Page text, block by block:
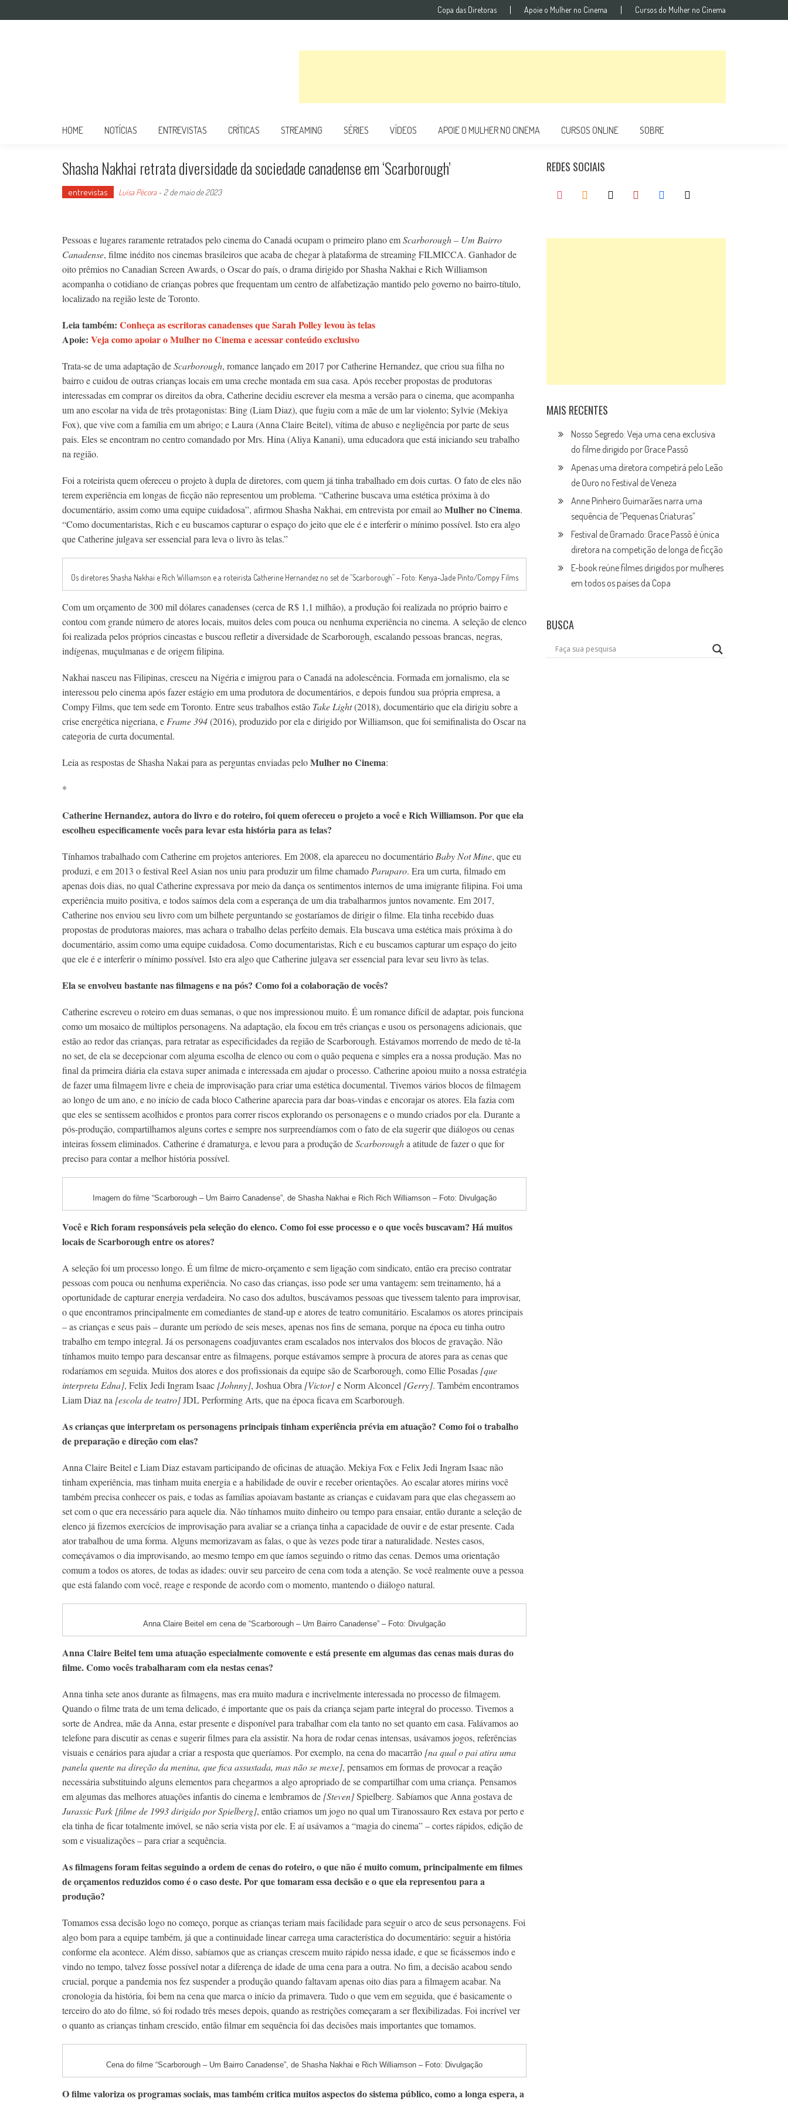
Copa das Diretoras Apoie o Mulher no Cinema Cursos do Mulher no Cinema
HOME NOTÍCIAS ENTREVISTAS CRÍTICAS STREAMING SÉRIES VÍDEOS APOIE O MULHER NO CINEMA CURSOS ONLINE SOBRE
Shasha Nakhai retrata diversidade da sociedade canadense em ‘Scarborough’
entrevistas Luísa Pécora- 2 de maio de 2023
Pessoas e lugares raramente retratados pelo cinema do Canadá ocupam o primeiro plano emScarborough – Um Bairro
Canadense, filme inédito nos cinemas brasileiros que acaba de chegar à plataforma de streaming FILMICCA. Ganhador de
oito prêmios no Canadian Screen Awards, o Oscar do país, o drama dirigido por Shasha Nakhai e Rich Williamson
acompanha o cotidiano de crianças pobres que frequentam um centro de alfabetização mantido pelo governo no bairro-título,
localizado na região leste de Toronto.
Leia também: Conheça as escritoras canadenses que Sarah Polley levou às telas
Apoie: Veja como apoiar o Mulher no Cinema e acessar conteúdo exclusivo
Trata-se de uma adaptação deScarborough, romance lançado em 2017 por Catherine Hernandez, que criou sua filha no
bairro e cuidou de outras crianças locais em uma creche montada em sua casa. Após receber propostas de produtoras
interessadas em comprar os direitos da obra, Catherine decidiu escrever ela mesma a versão para o cinema, que acompanha
um ano escolar na vida de três protagonistas: Bing (Liam Diaz), que fugiu com a mãe de um lar violento; Sylvie (Mekiya
Fox), que vive com a família em um abrigo; e Laura (Anna Claire Beitel), vítima de abuso e negligência por parte de seus
pais. Eles se encontram no centro comandado por Mrs. Hina (Aliya Kanani), uma educadora que está iniciando seu trabalho
na região.
Foi a roteirista quem ofereceu o projeto à dupla de diretores, com quem já tinha trabalhado em dois curtas. O fato de eles não
terem experiência em longas de ficção não representou um problema. “Catherine buscava uma estética próxima à do
documentário, assim como uma equipe cuidadosa”, afirmou Shasha Nakhai, em entrevista por email aoMulher no Cinema.
“Como documentaristas, Rich e eu buscamos capturar o espaço do jeito que ele é e interferir o mínimo possível. Isto era algo
que Catherine julgava ser essencial para leva o livro às telas.”
Os diretores Shasha Nakhai e Rich Williamson e a roteirista Catherine Hernandez no set de “Scarborough” – Foto: Kenya-Jade Pinto/Compy Films
Com um orçamento de 300 mil dólares canadenses (cerca de R$ 1,1 milhão), a produção foi realizada no próprio bairro e
contou com grande número de atores locais, muitos deles com pouca ou nenhuma experiência no cinema. A seleção de elenco
foi realizada pelos próprios cineastas e buscou refletir a diversidade de Scarborough, escalando pessoas brancas, negras,
indígenas, muçulmanas e de origem filipina.
Nakhai nasceu nas Filipinas, cresceu na Nigéria e imigrou para o Canadá na adolescência. Formada em jornalismo, ela se
interessou pelo cinema após fazer estágio em uma produtora de documentários, e depois fundou sua própria empresa, a
Compy Films, que tem sede em Toronto. Entre seus trabalhos estão Take Light(2018), documentário que ela dirigiu sobre a
crise energética nigeriana, eFrame 394(2016), produzido por ela e dirigido por Williamson, que foi semifinalista do Oscar na
categoria de curta documental.
​Leia as respostas de Shasha Nakai para as perguntas enviadas peloMulher no Cinema:
*
Catherine Hernandez, autora do livro e do roteiro, foi quem ofereceu o projeto a você e Rich Williamson. Por que ela
escolheu especificamente vocês para levar esta história para as telas?
Tínhamos trabalhado com Catherine em projetos anteriores. Em 2008, ela apareceu no documentárioBaby Not Mine, que eu
produzi, e em 2013 o festival Reel Asian nos uniu para produzir um filme chamadoParuparo. Era um curta, filmado em
apenas dois dias, no qual Catherine expressava por meio da dança os sentimentos internos de uma imigrante filipina. Foi uma
experiência muito positiva, e todos saímos dela com a esperança de um dia trabalharmos juntos novamente. Em 2017,
Catherine nos enviou seu livro com um bilhete perguntando se gostaríamos de dirigir o filme. Ela tinha recebido duas
propostas de produtoras maiores, mas achara o trabalho delas perfeito demais. Ela buscava uma estética mais próxima à do
documentário, assim como uma equipe cuidadosa. Como documentaristas, Rich e eu buscamos capturar um espaço do jeito
que ele é e interferir o mínimo possível. Isto era algo que Catherine julgava ser essencial para levar seu livro às telas.
Ela se envolveu bastante nas filmagens e na pós? Como foi a colaboração de vocês?
Catherine escreveu o roteiro em duas semanas, o que nos impressionou muito. É um romance difícil de adaptar, pois funciona
como um mosaico de múltiplos personagens. Na adaptação, ela focou em três crianças e usou os personagens adicionais, que
estão ao redor das crianças, para retratar as especificidades da região de Scarborough. Estávamos morrendo de medo de tê-la
no set, de ela se decepcionar com alguma escolha de elenco ou com o quão pequena e simples era a nossa produção. Mas no
final da primeira diária ela estava super animada e interessada em ajudar o processo. Catherine apoiou muito a nossa estratégia
de fazer uma filmagem livre e cheia de improvisação para criar uma estética documental. Tivemos vários blocos de filmagem
ao longo de um ano, e no início de cada bloco Catherine aparecia para dar boas-vindas e encorajar os atores. Ela fazia com
que eles se sentissem acolhidos e prontos para correr riscos explorando os personagens e o mundo criados por ela. Durante a
pós-produção, compartilhamos alguns cortes e sempre nos surpreendíamos com o fato de ela sugerir que diálogos ou cenas
inteiras fossem eliminados. Catherine é dramaturga, e levou para a produção deScarborougha atitude de fazer o que for
preciso para contar a melhor história possível.
Imagem do filme “Scarborough – Um Bairro Canadense”, de Shasha Nakhai e Rich Rich Williamson – Foto: Divulgação
Você e Rich foram responsáveis pela seleção do elenco. Como foi esse processo e o que vocês buscavam? Há muitos
locais de Scarborough entre os atores?
A seleção foi um processo longo. É um filme de micro-orçamento e sem ligação com sindicato, então era preciso contratar
pessoas com pouca ou nenhuma experiência. No caso das crianças, isso pode ser uma vantagem: sem treinamento, há a
oportunidade de capturar energia verdadeira. No caso dos adultos, buscávamos pessoas que tivessem talento para improvisar,
o que encontramos principalmente em comediantes de stand-up e atores de teatro comunitário. Escalamos os atores principais
– as crianças e seus pais – durante um período de seis meses, apenas nos fins de semana, porque na época eu tinha outro
trabalho em tempo integral. Já os personagens coadjuvantes eram escalados nos intervalos dos blocos de gravação. Não
tínhamos muito tempo para descansar entre as filmagens, porque estávamos sempreà procura de atores para as cenas que
rodaríamos em seguida. Muitos dos atores e dos profissionais da equipe são de Scarborough, como Ellie Posadas [que
interpreta Edna], Felix Jedi Ingram Isaac [Johnny], Joshua Obra [Victor] e Norm Alconcel [Gerry]. Também encontramos
Liam Diaz na [escola de teatro]JDL Performing Arts, que na época ficava em Scarborough.
As crianças que interpretam os personagens principais tinham experiência prévia em atuação? Como foi o trabalho
de preparação e direção com elas?
Anna Claire Beitel e Liam Diaz estavam participando de oficinas de atuação. Mekiya Fox eFelix Jedi Ingram Isaac não
tinham experiência, mas tinham muita energia e a habilidade de ouvir e receber orientações. Ao escalar atores mirins você
também precisa conhecer os pais, e todas as famílias apoiavam bastante as crianças e cuidavam para que elas chegassem ao
set com o que era necessário para aquele dia. Não tínhamos muito dinheiro ou tempo para ensaiar, então durante a seleção de
elenco já fizemos exercícios de improvisação para avaliar se a criança tinha a capacidade de ouvir e de estar presente. Cada
ator trabalhou de uma forma. Alguns memorizavam as falas, o que às vezes pode tirar a naturalidade. Nestes casos,
começávamos o dia improvisando, ao mesmo tempo em que íamos seguindo o ritmo das cenas. Demos uma orientação
comum a todos os atores, de todas as idades: ouvir seu parceiro de cena com toda a atenção. Se você realmente ouve a pessoa
que está falando com você, reage e responde de acordo com o momento, mantendo o diálogo natural.
Anna Claire Beitel em cena de “Scarborough – Um Bairro Canadense” – Foto: Divulgação
Anna Claire Beitel tem uma atuação especialmente comovente e está presente em algumas das cenas mais duras do
filme. Como vocês trabalharam com ela nestas cenas?
Anna tinha sete anos durante as filmagens, mas era muito madura e incrivelmente interessada no processo de filmagem.
Quando o filme trata de um tema delicado, é importante que os pais da criança sejam parte integral do processo. Tivemos a
sorte de Andrea, mãe da Anna, estar presente e disponível para trabalhar com ela tanto no set quanto em casa. Falávamos ao
telefone para discutir as cenas e sugerir filmes para ela assistir. Na hora de rodar cenas intensas, usávamos jogos, referências
visuais e cenários para ajudar a criar a resposta que queríamos. Por exemplo, na cena do macarrão [na qual o pai atira uma
panela quente na direção da menina, que fica assustada, mas não se mexe], pensamos em formas de provocar a reação
necessária substituindo alguns elementos para chegarmos a algo apropriado de se compartilhar com uma criança. Pensamos
em algumas das melhores atuações infantis do cinema e lembramos de [Steven]Spielberg. Sabíamos que Anna gostava de
Jurassic Park [filme de 1993 dirigido por Spielberg], então criamos um jogo no qual um Tiranossauro Rex estava por perto e
ela tinha de ficar totalmente imóvel, se não seria vista por ele. E aí usávamos a “magia do cinema” – cortes rápidos, edição de
som e visualizações – para criar a sequência.
As filmagens foram feitas seguindo a ordem de cenas do roteiro, o que não é muito comum, principalmente em filmes
de orçamentos reduzidos como é o caso deste. Por que tomaram essa decisão e o que ela representou para a
produção?
Tomamos essa decisão logo no começo, porque as crianças teriam mais facilidade para seguir o arco de seus personagens. Foi
algo bom para a equipe também, já que a continuidade linear carrega uma característica do documentário: seguir a história
conforme ela acontece. Além disso, sabíamos que as crianças crescem muito rápido nessa idade, e que se ficássemos indo e
vindo no tempo, talvez fosse possível notar a diferença de idade de uma cena para a outra. No fim, a decisão acabou sendo
crucial, porque a pandemia nos fez suspender a produção quando faltavam apenas oito dias para a filmagem acabar. Na
cronologia da história, foi bem na cena que marca o início da primavera. Tudo o que vem em seguida, que é basicamente o
terceiro do ato do filme, só foi rodado três meses depois, quando as restrições começaram a ser flexibilizadas. Foiincrível ver
o quanto as crianças tinham crescido, então filmar em sequência foi das decisões mais importantes que tomamos.
Cena do filme “Scarborough – Um Bairro Canadense”, de Shasha Nakhai e Rich Williamson – Foto: Divulgação
O filme valoriza os programas sociais, mas também critica muitos aspectos do sistema público, como a longa espera, a
REDES SOCIAIS
MAIS RECENTES
Nosso Segredo: Veja uma cena exclusiva
do filme dirigido por Grace Passô
Apenas uma diretora competirá pelo Leão
de Ouro no Festival de Veneza
Anne Pinheiro Guimarães narra uma
sequência de “Pequenas Criaturas”
Festival de Gramado: Grace Passô é única
diretora na competição de longa de ficção
E-book reúne filmes dirigidos por mulheres
em todos os países da Copa
BUSCA